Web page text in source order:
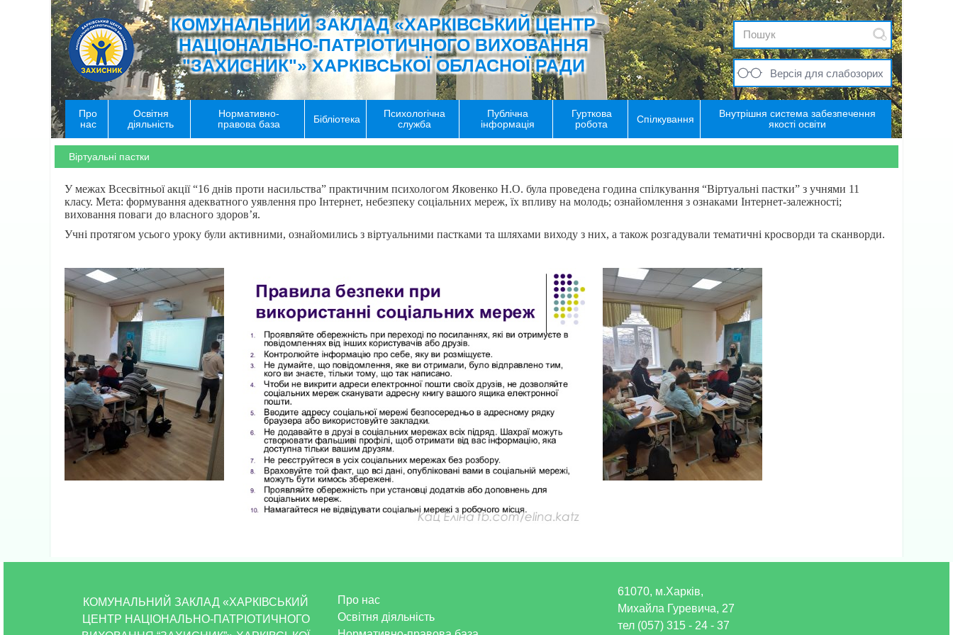
КОМУНАЛЬНИЙ ЗАКЛАД «ХАРКІВСЬКИЙ ЦЕНТР
НАЦІОНАЛЬНО-ПАТРІОТИЧНОГО ВИХОВАННЯ
"ЗАХИСНИК"» ХАРКІВСЬКОЇ ОБЛАСНОЇ РАДИ
Версія для слабозорих
Про
нас
Освітня
діяльність
Нормативно-
правова база
Бібліотека
Психологічна
служба
Публічна
інформація
Гурткова
робота
Спілкування
Внутрішня система забезпечення
якості освіти
Віртуальні пастки
У межах Всесвітньої акції “16 днів проти насильства” практичним психологом Яковенко Н.О. була проведена година спілкування “Віртуальні пастки” з учнями 11
класу. Мета: формування адекватного уявлення про Інтернет, небезпеку соціальних мереж, їх впливу на молодь; ознайомлення з ознаками Інтернет-залежності;
виховання поваги до власного здоров’я.
Учні протягом усього уроку були активними, ознайомились з віртуальними пастками та шляхами виходу з них, а також розгадували тематичні кросворди та сканворди.
КОМУНАЛЬНИЙ ЗАКЛАД «ХАРКІВСЬКИЙ
ЦЕНТР НАЦІОНАЛЬНО-ПАТРІОТИЧНОГО
Про нас
Освітня діяльність
61070, м.Харків,
Михайла Гуревича, 27
тел (057) 315 - 24 - 37